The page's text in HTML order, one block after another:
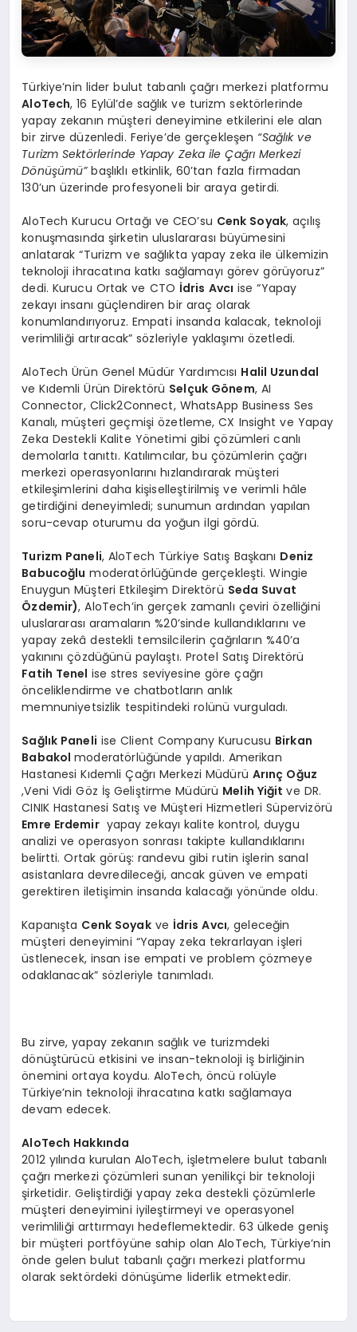
Türkiye’nin lider bulut tabanlı çağrı merkezi platformu
AloTech, 16 Eylül’de sağlık ve turizm sektörlerinde
yapay zekanın müşteri deneyimine etkilerini ele alan
bir zirve düzenledi. Feriye’de gerçekleşen “Sağlık ve
Turizm Sektörlerinde Yapay Zeka ile Çağrı Merkezi
Dönüşümü”başlıklı etkinlik, 60’tan fazla firmadan
130’un üzerinde profesyoneli bir araya getirdi.
AloTech Kurucu Ortağı ve CEO’su Cenk Soyak, açılış
konuşmasında şirketin uluslararası büyümesini
anlatarak “Turizm ve sağlıkta yapay zeka ile ülkemizin
teknoloji ihracatına katkı sağlamayı görev görüyoruz”
dedi. Kurucu Ortak ve CTO İdris Avcı ise “Yapay
zekayı insanı güçlendiren bir araç olarak
konumlandırıyoruz. Empati insanda kalacak, teknoloji
verimliliği artıracak” sözleriyle yaklaşımı özetledi.
AloTech Ürün Genel Müdür Yardımcısı Halil Uzundal
ve Kıdemli Ürün Direktörü Selçuk Gönem, AI
Connector, Click2Connect, WhatsApp Business Ses
Kanalı, müşteri geçmişi özetleme, CX Insight ve Yapay
Zeka Destekli Kalite Yönetimi gibi çözümleri canlı
demolarla tanıttı. Katılımcılar, bu çözümlerin çağrı
merkezi operasyonlarını hızlandırarak müşteri
etkileşimlerini daha kişiselleştirilmiş ve verimli hâle
getirdiğini deneyimledi; sunumun ardından yapılan
soru-cevap oturumu da yoğun ilgi gördü.
Turizm Paneli, AloTech Türkiye Satış Başkanı Deniz
Babucoğlu moderatörlüğünde gerçekleşti. Wingie
Enuygun Müşteri Etkileşim Direktörü Seda Suvat
Özdemir), AloTech’in gerçek zamanlı çeviri özelliğini
uluslararası aramaların %20’sinde kullandıklarını ve
yapay zekâ destekli temsilcilerin çağrıların %40’a
yakınını çözdüğünü paylaştı. Protel Satış Direktörü
Fatih Tenel ise stres seviyesine göre çağrı
önceliklendirme ve chatbotların anlık
memnuniyetsizlik tespitindeki rolünü vurguladı.
Sağlık Paneli ise Client Company Kurucusu Birkan
Babakolmoderatörlüğünde yapıldı. Amerikan
Hastanesi Kıdemli Çağrı Merkezi Müdürü Arınç Oğuz
,Veni Vidi Göz İş Geliştirme Müdürü Melih Yiğitve DR.
CINIK Hastanesi Satış ve Müşteri Hizmetleri Süpervizörü
Emre Erdemir yapay zekayı kalite kontrol, duygu
analizi ve operasyon sonrası takipte kullandıklarını
belirtti. Ortak görüş: randevu gibi rutin işlerin sanal
asistanlara devredileceği, ancak güven ve empati
gerektiren iletişimin insanda kalacağı yönünde oldu.
Kapanışta Cenk Soyakve İdris Avcı, geleceğin
müşteri deneyimini “Yapay zeka tekrarlayan işleri
üstlenecek, insan ise empati ve problem çözmeye
odaklanacak” sözleriyle tanımladı.
Bu zirve, yapay zekanın sağlık ve turizmdeki
dönüştürücü etkisini ve insan-teknoloji iş birliğinin
önemini ortaya koydu. AloTech, öncü rolüyle
Türkiye’nin teknoloji ihracatına katkı sağlamaya
devam edecek.
AloTech Hakkında
2012 yılında kurulan AloTech, işletmelere bulut tabanlı
çağrı merkezi çözümleri sunan yenilikçi bir teknoloji
şirketidir. Geliştirdiği yapay zeka destekli çözümlerle
müşteri deneyimini iyileştirmeyi ve operasyonel
verimliliği arttırmayı hedeflemektedir. 63 ülkede geniş
bir müşteri portföyüne sahip olan AloTech, Türkiye’nin
önde gelen bulut tabanlı çağrı merkezi platformu
olarak sektördeki dönüşüme liderlik etmektedir.